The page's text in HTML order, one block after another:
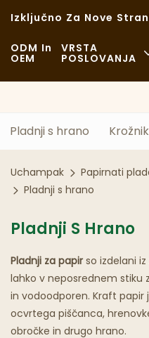
Izključno Za Nove
ODM In
OEM
VRSTA
POSLOVANJA
Fina Kulinarika
Kavarne In Kavarne
Pekarna
Mastna Žlica
Pladnji s hrano
Uchampak
Papirnati
Pladnji s hrano
Pladnji S Hrano
Pladnji za papir so izdelani
lahko v neposrednem stiku
in vodoodporen. Kraft papir
ocvrtega piščanca,
obročke in drugo hrano.